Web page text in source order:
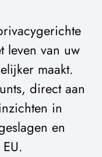
leven van uw
maakt.
direct aan
in
en